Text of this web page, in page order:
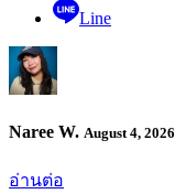
Line
Naree W. August 4, 2026
อ่านต่อ